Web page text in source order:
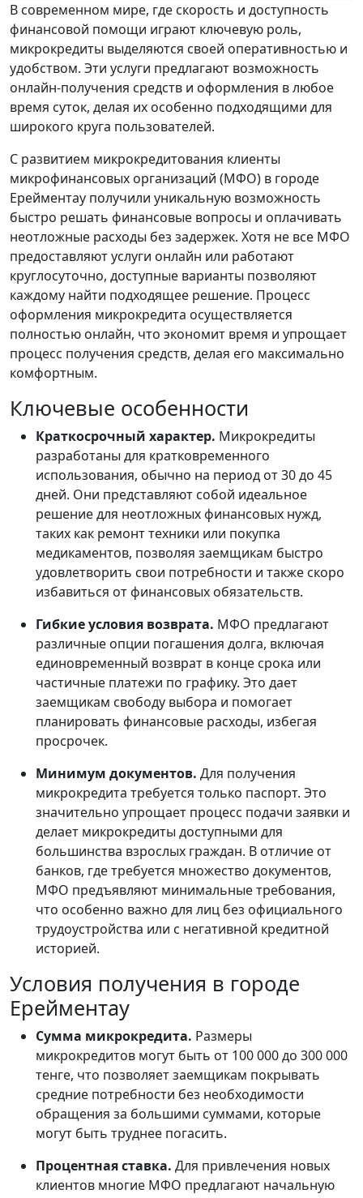
В современном мире, где скорость и доступность
финансовой помощи играют ключевую роль,
микрокредиты выделяются своей оперативностью и
удобством. Эти услуги предлагают возможность
онлайн-получения средств и оформления в любое
время суток, делая их особенно подходящими для
широкого круга пользователей.
С развитием микрокредитования клиенты
микрофинансовых организаций (МФО) в городе
Ерейментау получили уникальную возможность
быстро решать финансовые вопросы и оплачивать
неотложные расходы без задержек. Хотя не все МФО
предоставляют услуги онлайн или работают
круглосуточно, доступные варианты позволяют
каждому найти подходящее решение. Процесс
оформления микрокредита осуществляется
полностью онлайн, что экономит время и упрощает
процесс получения средств, делая его максимально
комфортным.
Ключевые особенности
Краткосрочный характер. Микрокредиты
разработаны для кратковременного
использования, обычно на период от 30 до 45
дней. Они представляют собой идеальное
решение для неотложных финансовых нужд,
таких как ремонт техники или покупка
медикаментов, позволяя заемщикам быстро
удовлетворить свои потребности и также скоро
избавиться от финансовых обязательств.
Гибкие условия возврата. МФО предлагают
различные опции погашения долга, включая
единовременный возврат в конце срока или
частичные платежи по графику. Это дает
заемщикам свободу выбора и помогает
планировать финансовые расходы, избегая
просрочек.
Минимум документов. Для получения
микрокредита требуется только паспорт. Это
значительно упрощает процесс подачи заявки и
делает микрокредиты доступными для
большинства взрослых граждан. В отличие от
банков, где требуется множество документов,
МФО предъявляют минимальные требования,
что особенно важно для лиц без официального
трудоустройства или с негативной кредитной
историей.
Условия получения в городе
Ерейментау
Сумма микрокредита. Размеры
микрокредитов могут быть от 100 000 до 300 000
тенге, что позволяет заемщикам покрывать
средние потребности без необходимости
обращения за большими суммами, которые
могут быть труднее погасить.
Процентная ставка. Для привлечения новых
клиентов многие МФО предлагают начальную